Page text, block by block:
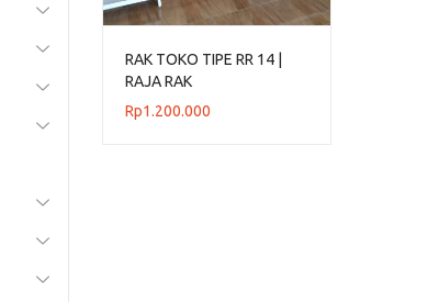
RAK TOKO TIPE RR 14 |
RAJA RAK
Rp1.200.000